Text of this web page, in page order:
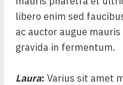
libero enim sed
ac auctor augue
gravida in fermentum.
Laura: Varius sit amet